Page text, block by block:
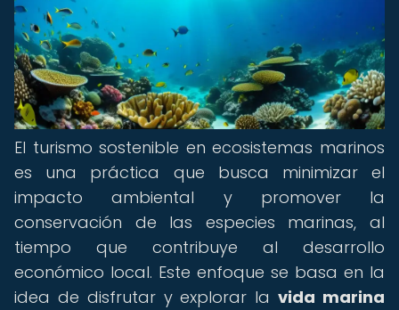
El turismo sostenible en ecosistemas marinos
es una práctica que busca minimizar el
impacto ambiental y promover la
conservación de las especies marinas, al
tiempo que contribuye al desarrollo
económico local. Este enfoque se basa en la
idea de disfrutar y explorar lavida marina